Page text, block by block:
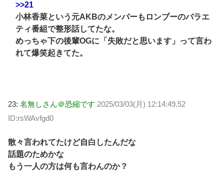
>>21
小林香菜という元AKBのメンバーもロンブーのバラエ
ティ番組で整形話してたな。
めっちゃ下の後輩OGに「失敗だと思います」って言わ
れて爆笑起きてた。
23: 名無しさん＠恐縮です 2025/03/03(月) 12:14:49.52
ID:rsWAvfgd0
散々言われてたけど自白したんだな
話題のためかな
もう一人の方は何も言わんのか？